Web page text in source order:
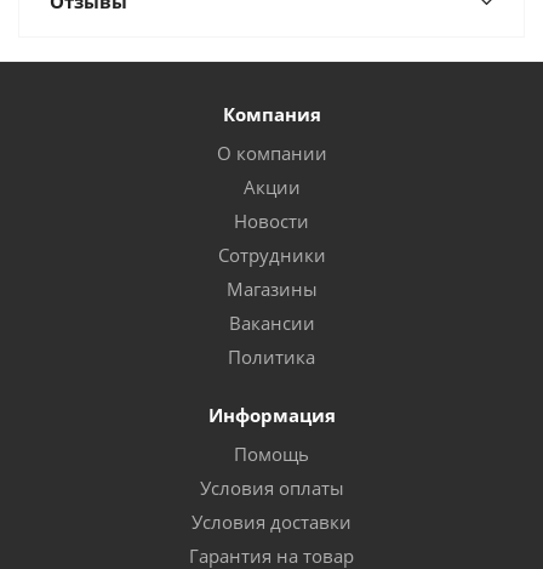
Компания
О компании
Акции
Новости
Сотрудники
Магазины
Вакансии
Политика
Информация
Помощь
Условия оплаты
Условия доставки
Гарантия на товар